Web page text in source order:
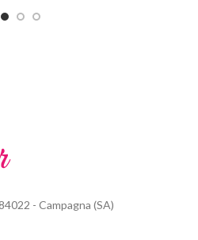
- Campagna (SA)